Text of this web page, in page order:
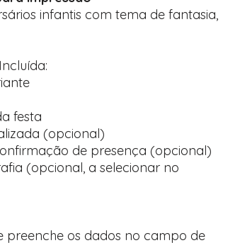
infantis com tema de fantasia,
festa
(opcional)
de presença (opcional)
(opcional, a selecionar no
preenche os dados no campo de